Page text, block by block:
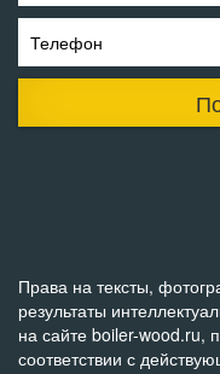
Телефон
Права на тексты,
результаты
на сайте boiler-wood.ru,
соответствии с